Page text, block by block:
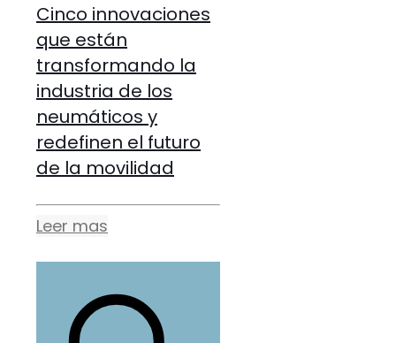
Cinco innovaciones
que están
transformando la
industria de los
neumáticos y
redefinen el futuro
de la movilidad
Leer mas